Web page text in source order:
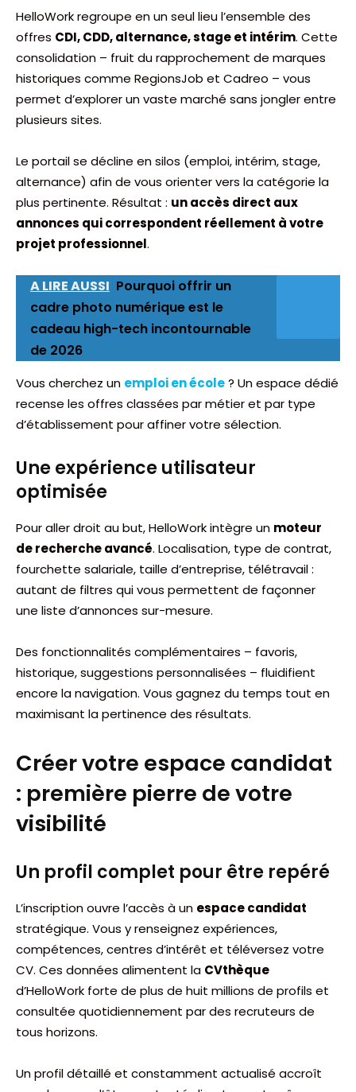
HelloWork regroupe en un seul lieu l’ensemble des
offres CDI, CDD, alternance, stage et intérim. Cette
consolidation – fruit du rapprochement de marques
historiques comme RegionsJob et Cadreo – vous
permet d’explorer un vaste marché sans jongler entre
plusieurs sites.
Le portail se décline en silos (emploi, intérim, stage,
alternance) afin de vous orienter vers la catégorie la
plus pertinente. Résultat : un accès direct aux
annonces qui correspondent réellement à votre
projet professionnel.
A LIRE AUSSI Pourquoi offrir un
cadre photo numérique est le
cadeau high-tech incontournable
de 2026
Vous cherchez un emploi en école? Un espace dédié
recense les offres classées par métier et par type
d’établissement pour affiner votre sélection.
Une expérience utilisateur
optimisée
Pour aller droit au but, HelloWork intègre un moteur
de recherche avancé. Localisation, type de contrat,
fourchette salariale, taille d’entreprise, télétravail :
autant de filtres qui vous permettent de façonner
une liste d’annonces sur-mesure.
Des fonctionnalités complémentaires – favoris,
historique, suggestions personnalisées – fluidifient
encore la navigation. Vous gagnez du temps tout en
maximisant la pertinence des résultats.
Créer votre espace candidat
: première pierre de votre
visibilité
Un profil complet pour être repéré
L’inscription ouvre l’accès à un espace candidat
stratégique. Vous y renseignez expériences,
compétences, centres d’intérêt et téléversez votre
CV. Ces données alimentent la CVthèque
d’HelloWork forte de plus de huit millions de profils et
consultée quotidiennement par des recruteurs de
tous horizons.
Un profil détaillé et constamment actualisé accroît